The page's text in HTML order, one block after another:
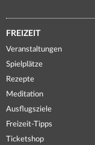
FREIZEIT
Veranstaltungen
Spielplätze
Rezepte
Meditation
Ausflugsziele
Freizeit-Tipps
Ticketshop